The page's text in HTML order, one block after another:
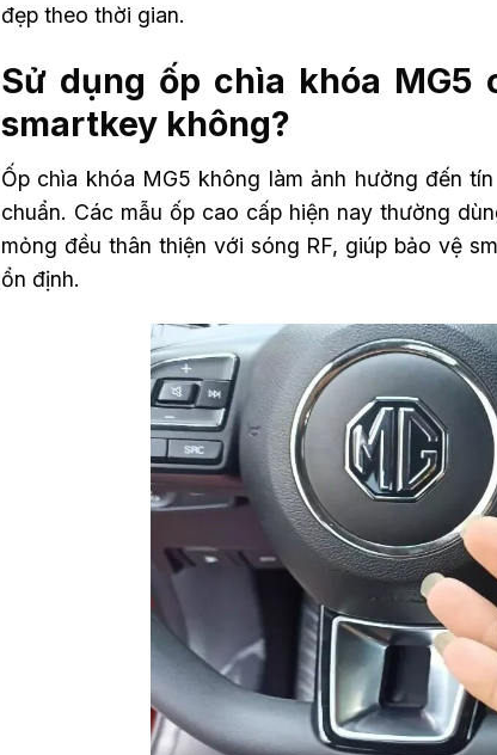
đẹp theo thời gian.
Sử dụng ốp chìa khóa
smartkey không?
Ốp chìa khóa MG5 không làm ảnh hưởng đến
chuẩn. Các mẫu ốp cao cấp hiện nay thường
mỏng đều thân thiện với sóng RF, giúp bảo vệ
ổn định.